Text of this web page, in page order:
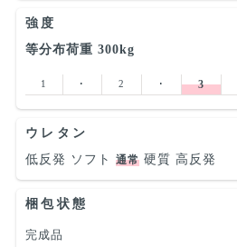
強度
等分布荷重 300kg
1 ･ 2 ･ 3
ウレタン
低反発 ソフト 通常 硬質 高反発
梱包状態
完成品